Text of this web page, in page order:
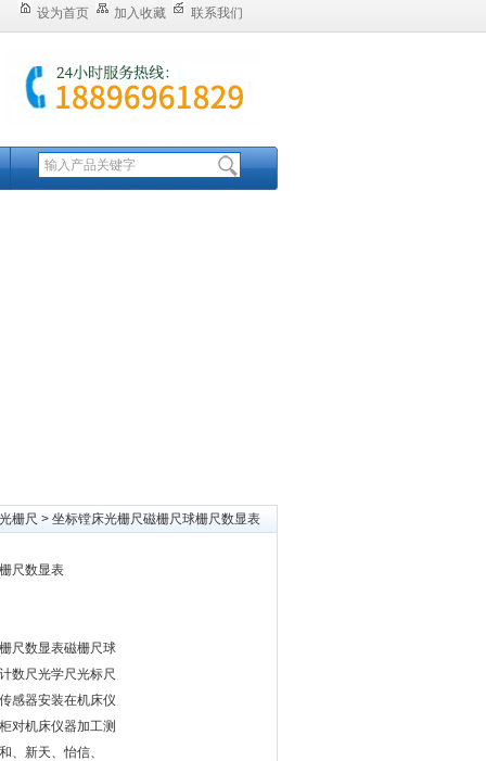
设为首页 加入收藏 联系我们
栅尺 > 坐标镗床光栅尺磁栅尺球栅尺数显表
尺数显表
尺数显表磁栅尺球
数尺光学尺光标尺
感器安装在机床仪
对机床仪器加工测
、新天、怡信、